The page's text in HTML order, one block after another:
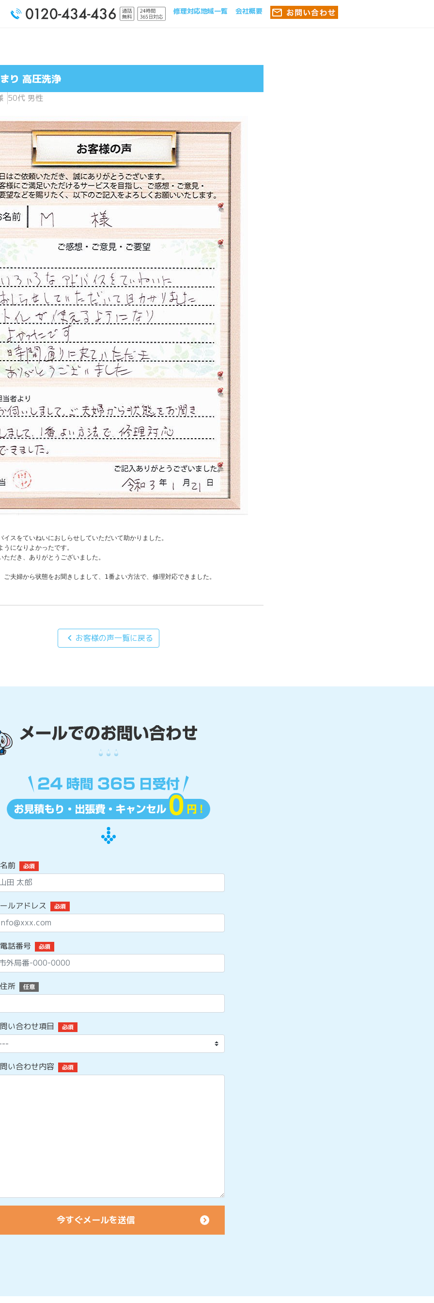
修理対応地域一覧 会社概要
り 高圧洗浄
50代 男性
イスをていねいにおしらせしていただいて助かりました。
うになりよかったです。
ただき、ありがとうございました。
ご夫婦から状態をお聞きしまして、1番よい方法で、修理対応できました。
chevron_left お客様の声一覧に戻る
前 必須
ルアドレス 必須
話番号 必須
所 任意
い合わせ項目 必須
い合わせ内容 必須